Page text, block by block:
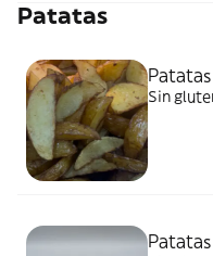
Patatas
Sin